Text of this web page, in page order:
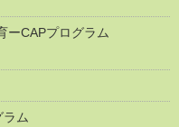
ーCAPプログラム
ム